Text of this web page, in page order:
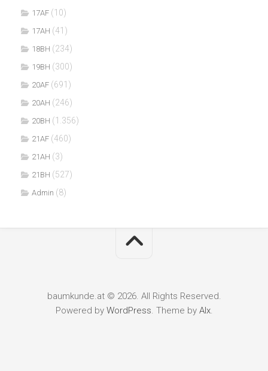
17AF (10)
17AH (41)
18BH (234)
19BH (300)
20AF (691)
20AH (246)
20BH (1.356)
21AF (460)
21AH (3)
21BH (527)
Admin (8)
baumkunde.at © 2026. All Rights Reserved.
Powered by WordPress. Theme by Alx.